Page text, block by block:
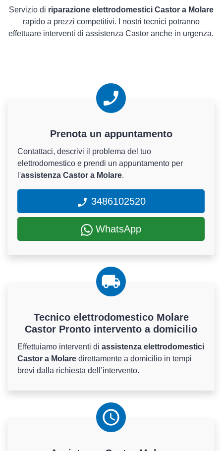
Servizio di riparazione elettrodomestici Castor a Molare
rapido a prezzi competitivi. I nostri tecnici potranno
effettuare interventi di assistenza Castor anche in urgenza.
Prenota un appuntamento
Contattaci, descrivi il problema del tuo
elettrodomestico e prendi un appuntamento per
l'assistenza Castor a Molare.
3486102520
WhatsApp
Tecnico elettrodomestico Molare
Castor Pronto intervento a domicilio
Effettuiamo interventi di assistenza elettrodomestici
Castor a Molare direttamente a domicilio in tempi
brevi dalla richiesta dell’intervento.